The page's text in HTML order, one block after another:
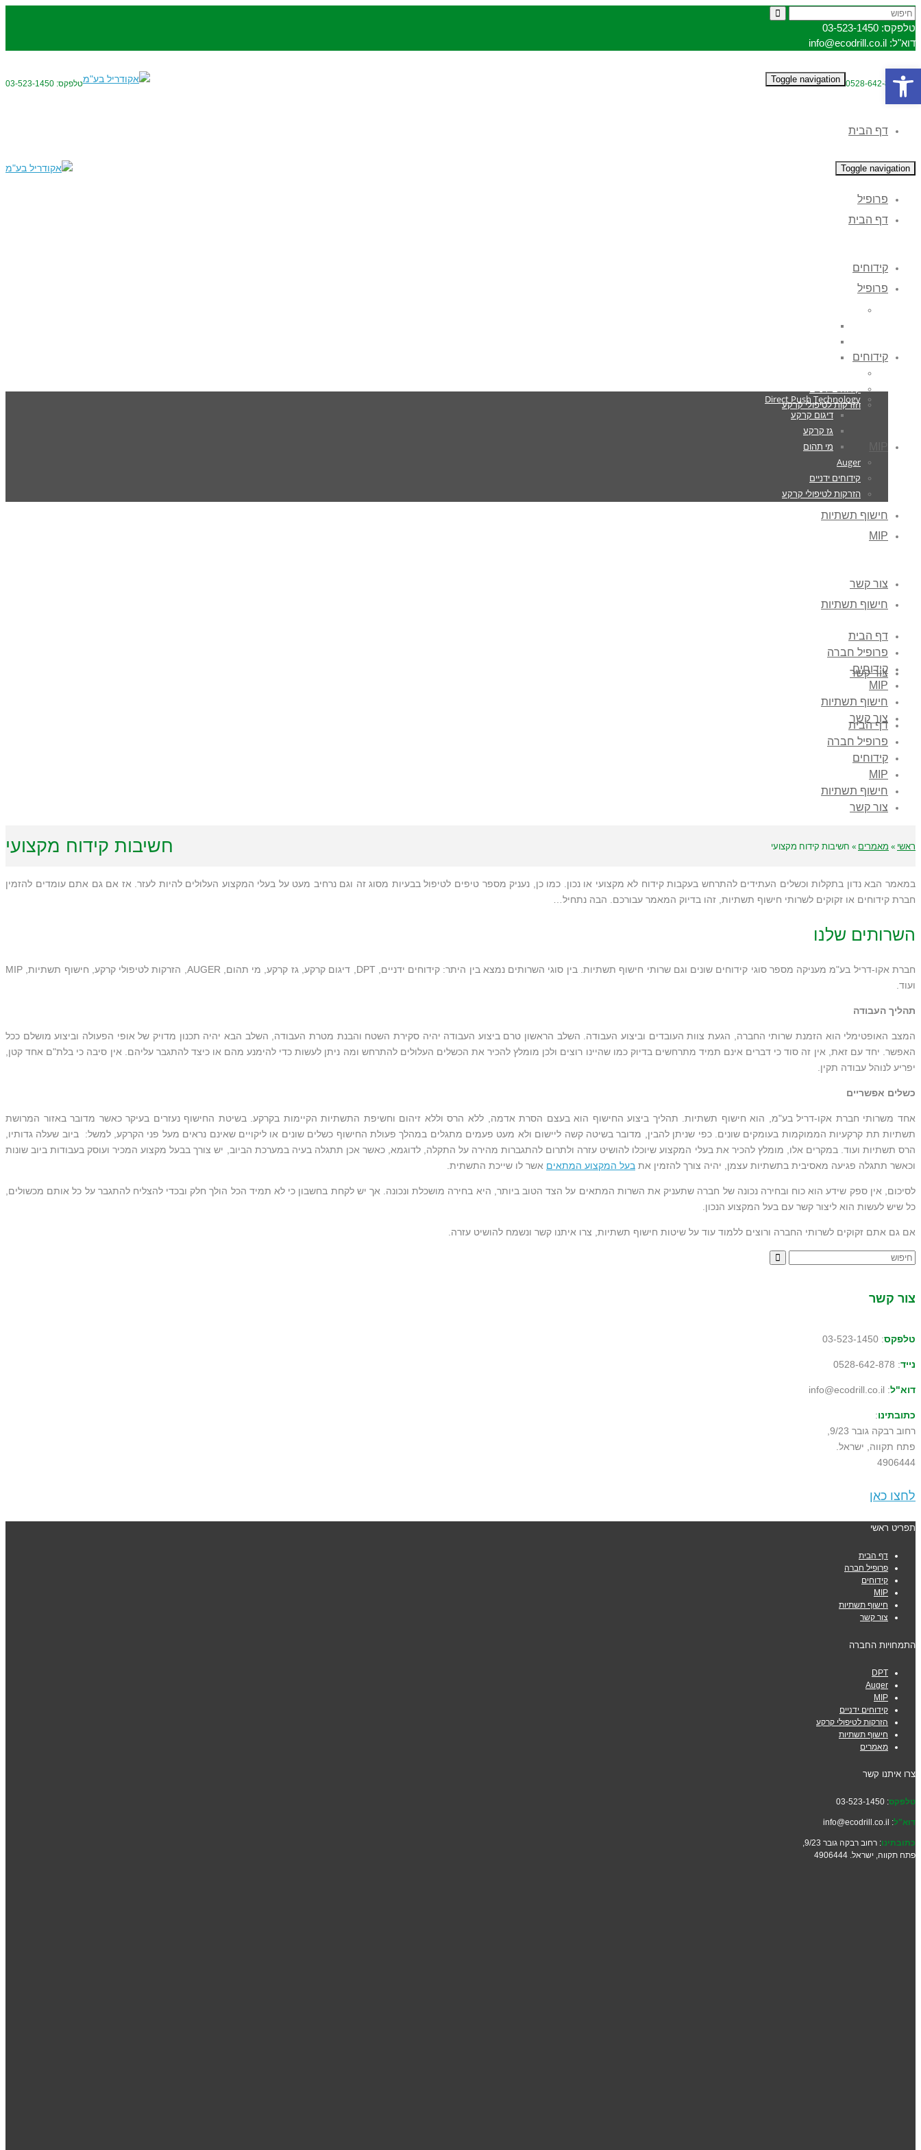
טלפקס: 03-523-1450
דוא"ל: info@ecodrill.co.il
טלפקס: 03-523-1450 נייד: 0528-642-878 Toggle navigation
דף הבית
פרופיל
קידוחים
קידוחים ידניים
הזרקות לטיפולי קרקע
חישוף תשתיות
צור קשר
דף הבית
פרופיל חברה
קידוחים
MIP
חישוף תשתיות
צור קשר
Toggle navigation
דף הבית
פרופיל
קידוחים
Direct Push Technology
דיגום קרקע
גז קרקע
מי תהום
Auger
קידוחים ידניים
הזרקות לטיפולי קרקע
MIP
חישוף תשתיות
צור קשר
דף הבית
פרופיל חברה
קידוחים
MIP
חישוף תשתיות
צור קשר
חשיבות קידוח מקצועי ראשי » מאמרים » חשיבות קידוח מקצועי
במאמר הבא נדון בתקלות וכשלים העתידים להתרחש בעקבות קידוח לא מקצועי או נכון. כמו כן, נעניק מספר טיפים לטיפול בבעיות מסוג זה וגם נרחיב מעט על בעלי המקצוע העלולים להיות לעזר. אז אם גם אתם עומדים להזמין
חברת קידוחים או זקוקים לשרותי חישוף תשתיות, זהו בדיוק המאמר עבורכם. הבה נתחיל…
השרותים שלנו
חברת אקו-דריל בע"מ מעניקה מספר סוגי קידוחים שונים וגם שרותי חישוף תשתיות. בין סוגי השרותים נמצא בין היתר: קידוחים ידניים, DPT, דיגום קרקע, גז קרקע, מי תהום, AUGER, הזרקות לטיפולי קרקע, חישוף תשתיות, MIP
ועוד.
תהליך העבודה
המצב האופטימלי הוא הזמנת שרותי החברה, הגעת צוות העובדים וביצוע העבודה. השלב הראשון טרם ביצוע העבודה יהיה סקירת השטח והבנת מטרת העבודה, השלב הבא יהיה תכנון מדויק של אופי הפעולה וביצוע מושלם ככל
האפשר. יחד עם זאת, אין זה סוד כי דברים אינם תמיד מתרחשים בדיוק כמו שהיינו רוצים ולכן מומלץ להכיר את הכשלים העלולים להתרחש ומה ניתן לעשות כדי להימנע מהם או כיצד להתגבר עליהם. אין סיבה כי בלת"ם אחד קטן,
יפריע לנוהל עבודה תקין.
כשלים אפשריים
אחד משרותי חברת אקו-דריל בע"מ, הוא חישוף תשתיות. תהליך ביצוע החישוף הוא בעצם הסרת אדמה, ללא הרס וללא זיהום וחשיפת התשתיות הקיימות בקרקע. בשיטת החישוף נעזרים בעיקר כאשר מדובר באזור המרושת
תשתיות תת קרקעיות הממוקמות בעומקים שונים. כפי שניתן להבין, מדובר בשיטה קשה ליישום ולא מעט פעמים מתגלים במהלך פעולת החישוף כשלים שונים או ליקויים שאינם נראים מעל פני הקרקע, למשל: ביוב שעלה גדותיו,
הרס תשתיות ועוד. במקרים אלו, מומלץ להכיר את בעלי המקצוע שיוכלו להושיט עזרה ולתרום להתגברות מהירה על התקלה, לדוגמא, כאשר אכן תתגלה בעיה במערכת הביוב, יש צורך בבעל מקצוע המכיר ועוסק בעבודות ביוב שונות
וכאשר תתגלה פגיעה מאסיבית בתשתיות עצמן, יהיה צורך להזמין את בעל המקצוע המתאים אשר לו שייכת התשתית.
לסיכום, אין ספק שידע הוא כוח ובחירה נכונה של חברה שתעניק את השרות המתאים על הצד הטוב ביותר, היא בחירה מושכלת ונכונה. אך יש לקחת בחשבון כי לא תמיד הכל הולך חלק ובכדי להצליח להתגבר על כל אותם מכשולים,
כל שיש לעשות הוא ליצור קשר עם בעל המקצוע הנכון.
אם גם אתם זקוקים לשרותי החברה ורוצים ללמוד עוד על שיטות חישוף תשתיות, צרו איתנו קשר ונשמח להושיט עזרה.
צור קשר
טלפקס: 03-523-1450
נייד: 0528-642-878
דוא"ל: info@ecodrill.co.il
כתובתינו:
רחוב רבקה גובר 9/23,
פתח תקווה, ישראל.
4906444
לחצו כאן
תפריט ראשי
דף הבית
פרופיל חברה
קידוחים
MIP
חישוף תשתיות
צור קשר
התמחויות החברה
DPT
Auger
MIP
קידוחים ידניים
הזרקות לטיפולי קרקע
חישוף תשתיות
מאמרים
צרו איתנו קשר
טלפקס: 03-523-1450
דוא"ל: info@ecodrill.co.il
כתובתינו: רחוב רבקה גובר 9/23,
פתח תקווה, ישראל. 4906444
פתח סרגל נגישות